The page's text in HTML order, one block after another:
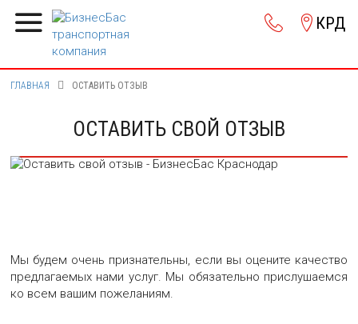
КРД
ГЛАВНАЯ ОСТАВИТЬ ОТЗЫВ
ОСТАВИТЬ СВОЙ ОТЗЫВ
Мы будем очень признательны, если вы оцените качество
предлагаемых нами услуг. Мы обязательно прислушаемся
ко всем вашим пожеланиям.